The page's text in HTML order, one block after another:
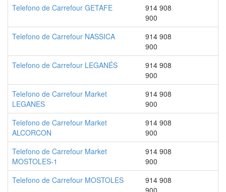
Telefono de Carrefour GETAFE
914 908
900
Telefono de Carrefour NASSICA
914 908
900
Telefono de Carrefour LEGANÉS
914 908
900
Telefono de Carrefour Market
LEGANES
914 908
900
Telefono de Carrefour Market
ALCORCON
914 908
900
Telefono de Carrefour Market
MOSTOLES-1
914 908
900
Telefono de Carrefour MOSTOLES
914 908
900